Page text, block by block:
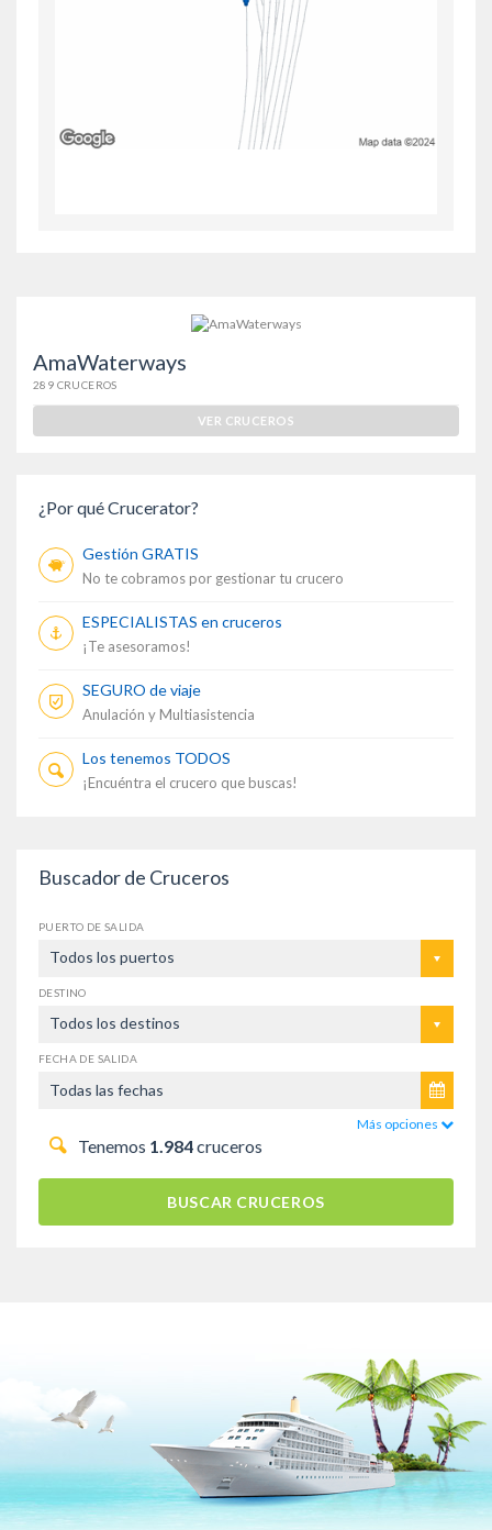
AmaWaterways
289 CRUCEROS
VER CRUCEROS
¿Por qué Crucerator?
Gestión GRATIS
No te cobramos por gestionar tu crucero
ESPECIALISTAS en cruceros
¡Te asesoramos!
SEGURO de viaje
Anulación y Multiasistencia
Los tenemos TODOS
¡Encuéntra el crucero que buscas!
Buscador de Cruceros
PUERTO DE SALIDA
Todos los puertos
DESTINO
Todos los destinos
FECHA DE SALIDA
Más opciones
Tenemos 1.984cruceros
BUSCAR CRUCEROS